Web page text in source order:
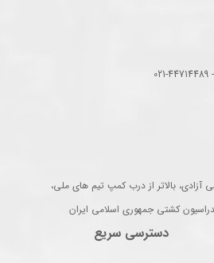
آزادی، بالاتر از درب کمپ تیم های ملی،
کشتی جمهوری اسلامی ایران
دسترسی سریع